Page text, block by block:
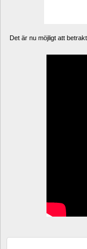
Det är nu möjligt att